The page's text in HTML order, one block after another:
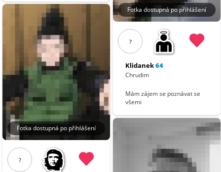
Fotka dostupná po přihlášení
?
Fotka dostupná po přihlášení
?
Klidanek64
Chrudim
Mám zájem se poznávat se
všemi